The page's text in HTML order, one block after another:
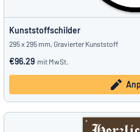
Kunststoffschilder
295 x 295 mm, Gravierter Kunststoff
€96.29 mit MwSt.